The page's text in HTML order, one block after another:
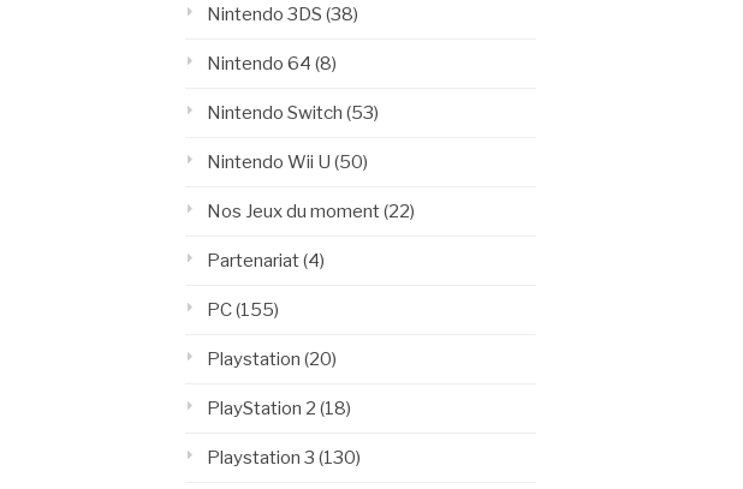
Nintendo 3DS (38)
Nintendo 64 (8)
Nintendo Switch (53)
Nintendo Wii U (50)
Nos Jeux du moment(22)
Partenariat(4)
PC(155)
Playstation (20)
PlayStation 2 (18)
Playstation 3 (130)